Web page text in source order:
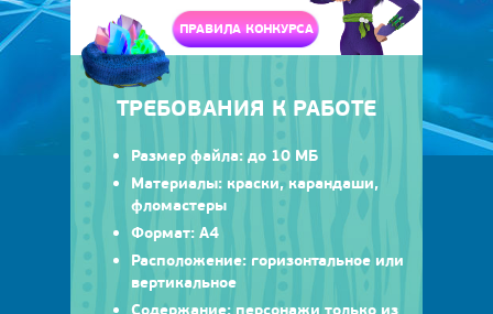
ПРАВИЛА КОНКУРСА
ТРЕБОВАНИЯ К РАБОТЕ
Размер файла: до 10 МБ
Материалы: краски, карандаши,
фломастеры
Формат: А4
Расположение: горизонтальное или
вертикальное
Содержание: персонажи только из